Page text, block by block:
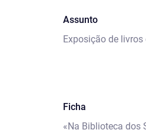
Assunto
Exposição de
Ficha
«Na Biblioteca dos